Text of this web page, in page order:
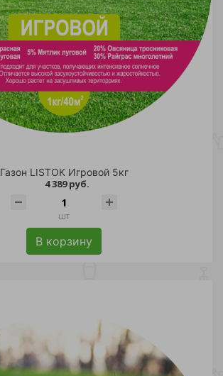
Газон LISTOK Игровой 5кг
4 389 руб.
шт
В корзину